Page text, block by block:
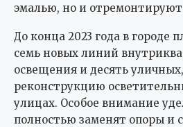
эмалью, но и
До конца 2023 года в городе
семь новых линий
освещения и десять
реконструкцию
улицах. Особое внимание
полностью заменят опоры и